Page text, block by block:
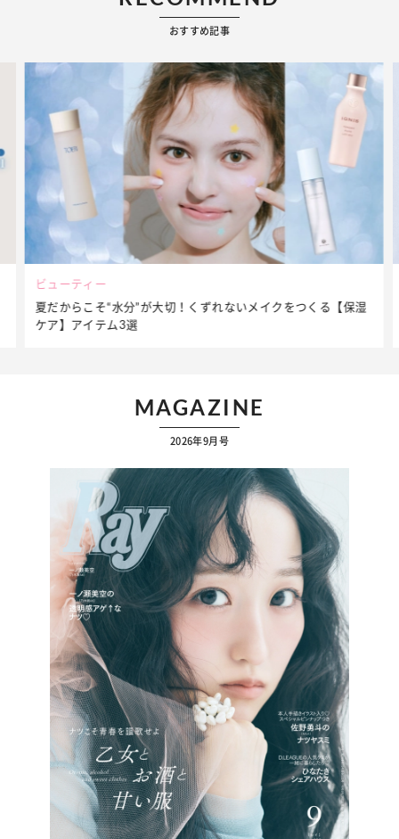
おすすめ記事
ビューティー
夏だからこそ“水分”が大切！くずれないメイクをつくる【保湿
ケア】アイテム3選
MAGAZINE
2026年9月号